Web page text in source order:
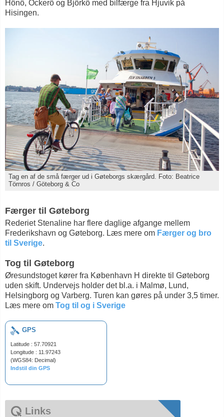
Hönö, Öckerö og Björkö med bilfærge fra Hjuvik på
Hisingen.
Tag en af de små færger ud i Gøteborgs skærgård. Foto: Beatrice
Törnros / Göteborg & Co
Færger til Gøteborg
Rederiet Stenaline har flere daglige afgange mellem
Frederikshavn og Gøteborg. Læs mere om Færger og bro
til Sverige.
Tog til Gøteborg
Øresundstoget kører fra København H direkte til Gøteborg
uden skift. Undervejs holder det bl.a. i Malmø, Lund,
Helsingborg og Varberg. Turen kan gøres på under 3,5 timer.
Læs mere om Tog til og i Sverige
GPS
Latitude : 57.70921
Longitude : 11.97243
(WGS84: Decimal)
Indstil din GPS
Links